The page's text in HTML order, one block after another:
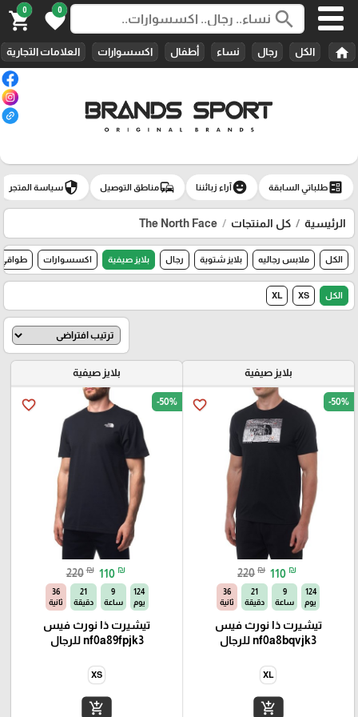
search
0
favorite
0
shopping_cart
home الكل رجال نساء أطفال اكسسوارات العلامات التجارية
ballotطلباتي السابقة emoji_emotionsآراء زبائننا commuteمناطق التوصيل securityسياسة المتجر
الرئيسية كل المنتجات The North Face
الكل ملابس رجاليه بلايز شتوية رجال بلايز صيفية اكسسوارات طواقي
الكل XS
XL
بلايز صيفية
favorite_border -50%
220 ₪ 110 ₪
124
يوم
9
ساعة
21
دقيقة
36
ثانية
تيشيرت ذا نورث فيس
nf0a8bqvjk3 للرجال
XL
add_shopping_cart
بلايز صيفية
favorite_border -50%
220 ₪ 110 ₪
124
يوم
9
ساعة
21
دقيقة
36
ثانية
تيشيرت ذا نورث فيس
nf0a89fpjk3 للرجال
XS
add_shopping_cart